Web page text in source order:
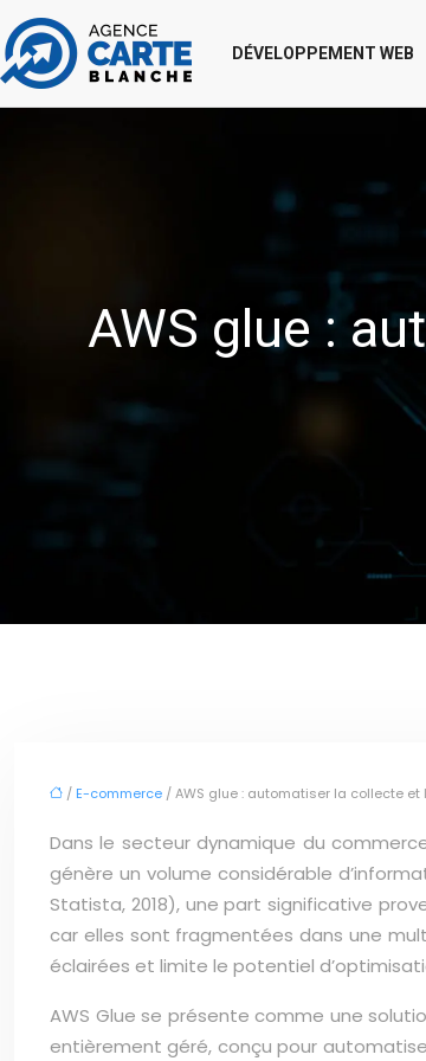
DÉVELOPPEMENT WEB
AWS glue :
/ E-commerce / AWS glue : automatiser la collecte
Dans le secteur dynamique du
génère un volume considérable
Statista, 2018), une part significative
car elles sont fragmentées dans une
éclairées et limite le potentiel
AWS Glue se présente comme une
entièrement géré, conçu pour